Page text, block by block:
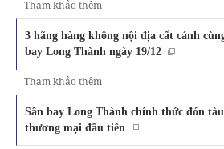
Tham khảo thêm
3 hãng hàng không nội địa cất cánh
bay Long Thành ngày 19/12
Tham khảo thêm
Sân bay Long Thành chính thức đón
thương mại đầu tiên